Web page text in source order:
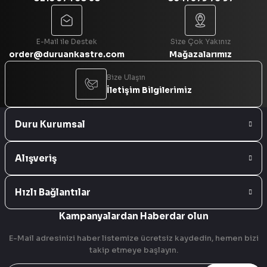
E-Mail ile Destek
order@duruankastre.com
Size Çok Yakınız
Mağazalarımız
Bize Ulaşın
İletişim Bilgilerimiz
Duru Kurumsal
Alışveriş
Hızlı Bağlantılar
Kampanyalardan Haberdar olun
E-Mail adresinizi haber listemize ücretsiz kaydedin, hemen bizi
takip etmeye başlayın.